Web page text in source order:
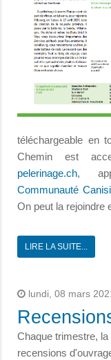
téléchargeable en
Chemin est
pelerinage.ch,
Communauté
On peut la rejoindre
LIRE LA SUITE...
lundi, 08 mars
Chaque trimestre, la
recensions